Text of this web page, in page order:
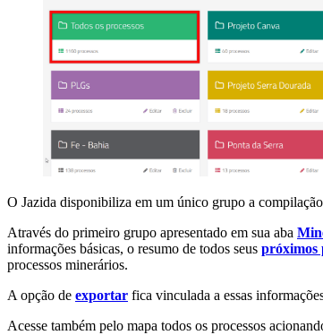
O Jazida disponibiliza em um único grupo a
Através do primeiro grupo apresentado em sua aba
informações básicas, o resumo de todos seus próximos
processos minerários.
A opção de exportar fica vinculada a essas
Acesse também pelo mapa todos os processos